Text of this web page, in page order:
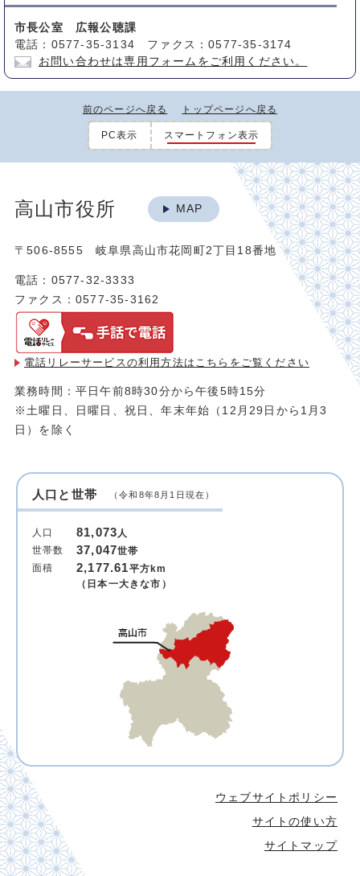
市長公室 広報公聴課
電話：0577-35-3134 ファクス：0577-35-3174
お問い合わせは専用フォームをご利用ください。
前のページへ戻る トップページへ戻る
PC表示 スマートフォン表示
高山市役所 MAP
〒506-8555 岐阜県高山市花岡町2丁目18番地
電話：0577-32-3333
ファクス：0577-35-3162
電話リレーサービスの利用方法は こちらをご覧ください
業務時間：平日午前8時30分から午後5時15分
※土曜日、日曜日、祝日、年末年始（12月29日から1月3
日）を除く
人口と世帯 （令和8年8月1日現在）
人口 81,073人
世帯数
37,047世帯
面積
2,177.61平方km
（日本一大きな市）
ウェブサイトポリシー
サイトの使い方
サイトマップ